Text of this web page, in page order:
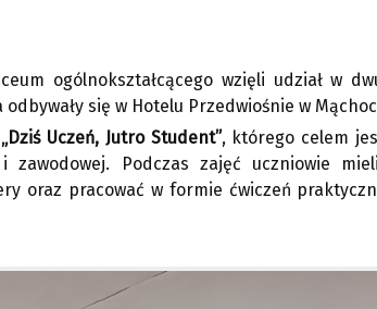
ogólnokształcącego wzięli udział w
się w Hotelu Przedwiośnie w
„Dziś Uczeń, Jutro Student”, którego celem
zawodowej. Podczas zajęć uczniowie
oraz pracować w formie ćwiczeń